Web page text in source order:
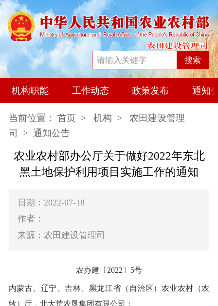
搜索
机构职能 工作动态 政策发布 通知
当前位置： 首页 > 机构 >
农田建设管理
司
> 通知公告
农业农村部办公厅关于做好2022年东北
黑土地保护利用项目实施工作的通知
日期：2022-07-18
作者：
来源：农田建设管理司
农办建〔 2022 〕 5号
内蒙古、辽宁、吉林、黑龙江省（自治区）农业农村（农
牧）厅，北大荒农垦集团有限公司：